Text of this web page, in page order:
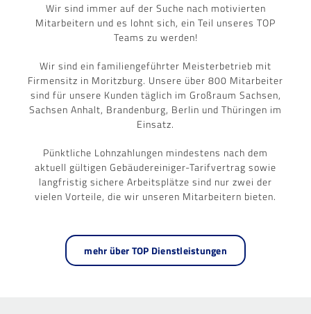
Wir sind immer auf der Suche nach motivierten
Mitarbeitern und es lohnt sich, ein Teil unseres TOP
Teams zu werden!
Wir sind ein familiengeführter Meisterbetrieb mit
Firmensitz in Moritzburg. Unsere über 800 Mitarbeiter
sind für unsere Kunden täglich im Großraum Sachsen,
Sachsen Anhalt, Brandenburg, Berlin und Thüringen im
Einsatz.
Pünktliche Lohnzahlungen mindestens nach dem
aktuell gültigen Gebäudereiniger-Tarifvertrag sowie
langfristig sichere Arbeitsplätze sind nur zwei der
vielen Vorteile, die wir unseren Mitarbeitern bieten.
mehr über TOP Dienstleistungen